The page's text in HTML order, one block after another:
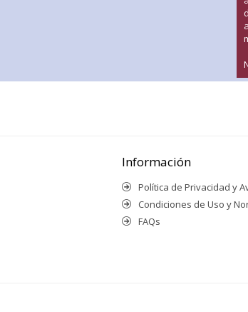
Información
Política de Privacidad y
Condiciones de Uso y
FAQs